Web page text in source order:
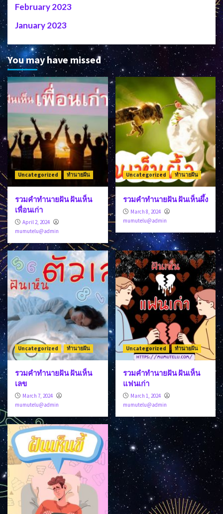
February 2023
January 2023
You may have missed
Uncategorized ทำนายฝัน
รวมคำทำนายฝัน ฝันเห็น
เพื่อนเก่า
April 2, 2024
mumutelu@admin
Uncategorized ทำนายฝัน
รวมคำทำนายฝัน ฝันเห็นผึ้ง
March 8, 2024
mumutelu@admin
Uncategorized ทำนายฝัน
รวมคำทำนายฝัน ฝันเห็น
เลข
March 7, 2024
mumutelu@admin
Uncategorized ทำนายฝัน
รวมคำทำนายฝัน ฝันเห็น
แฟนเก่า
March 1, 2024
mumutelu@admin